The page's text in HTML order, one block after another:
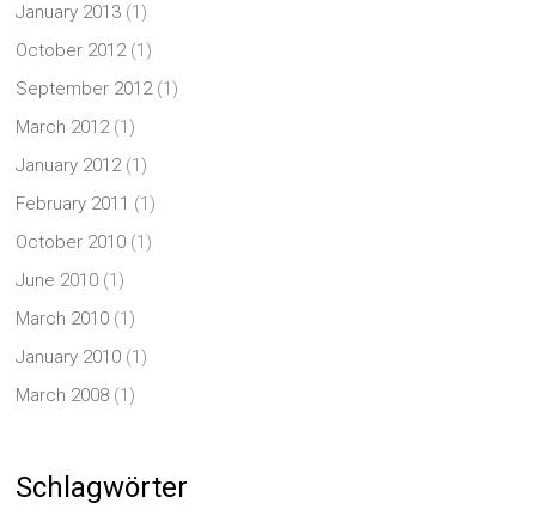
January 2013 (1)
October 2012(1)
September 2012(1)
March 2012(1)
January 2012(1)
February 2011 (1)
October 2010 (1)
June 2010 (1)
March 2010 (1)
January 2010 (1)
March 2008 (1)
Schlagwörter